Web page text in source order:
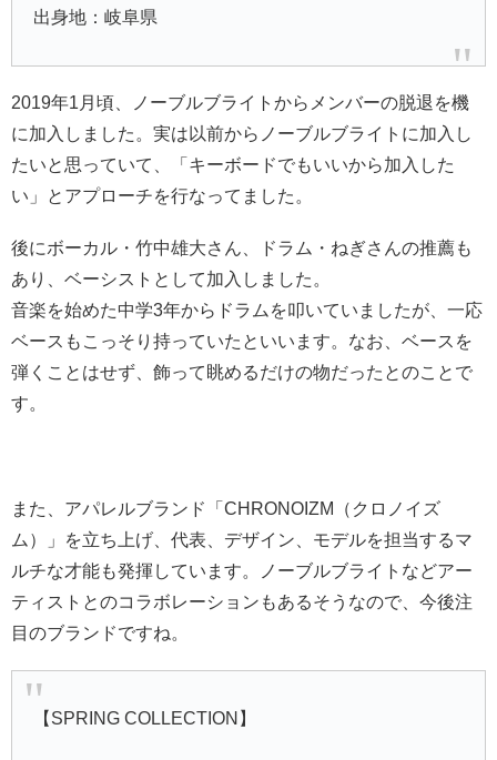
出身地：岐阜県
2019年1月頃、ノーブルブライトからメンバーの脱退を機
に加入しました。実は以前からノーブルブライトに加入し
たいと思っていて、「キーボードでもいいから加入した
い」とアプローチを行なってました。
後にボーカル・竹中雄大さん、ドラム・ねぎさんの推薦も
あり、ベーシストとして加入しました。
音楽を始めた中学3年からドラムを叩いていましたが、一応
ベースもこっそり持っていたといいます。なお、ベースを
弾くことはせず、飾って眺めるだけの物だったとのことで
す。
また、アパレルブランド「CHRONOIZM（クロノイズ
ム）」を立ち上げ、代表、デザイン、モデルを担当するマ
ルチな才能も発揮しています。ノーブルブライトなどアー
ティストとのコラボレーションもあるそうなので、今後注
目のブランドですね。
【SPRING COLLECTION】